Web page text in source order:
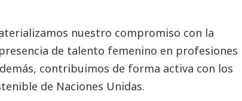
nuestro compromiso con la
de talento femenino en profesiones
contribuimos de forma activa con los
de Naciones Unidas.